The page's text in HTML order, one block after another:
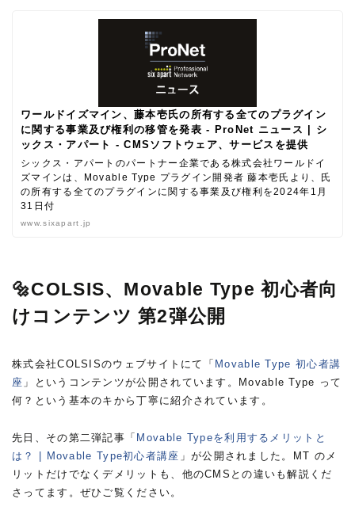
ワールドイズマイン、藤本壱氏の所有する全てのプラグイン
に関する事業及び権利の移管を発表 - ProNet ニュース | シ
ックス・アパート - CMSソフトウェア、サービスを提供
シックス・アパートのパートナー企業である株式会社ワールドイ
ズマインは、Movable Type プラグイン開発者 藤本壱氏より、氏
の所有する全てのプラグインに関する事業及び権利を2024年1月
31日付
www.sixapart.jp
🔩COLSIS、Movable Type 初心者向
けコンテンツ 第2弾公開
株式会社COLSISのウェブサイトにて「 Movable Type 初心者講
座 」というコンテンツが公開されています。Movable Type って
何？という基本のキから丁寧に紹介されています。
先日、その第二弾記事「 Movable Typeを利用するメリットと
は？ | Movable Type初心者講座 」が公開されました。MT のメ
リットだけでなくデメリットも、他のCMSとの違いも解説くだ
さってます。ぜひご覧ください。